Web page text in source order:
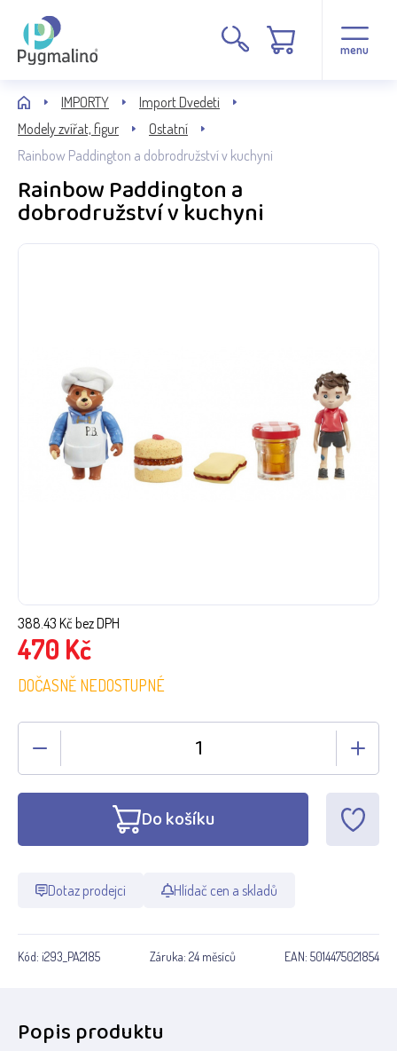
menu
IMPORTY
Import Dvedeti
Modely zvířat, figur
Ostatní
Rainbow Paddington a dobrodružství v kuchyni
Rainbow Paddington a
dobrodružství v kuchyni
388.43 Kč bez DPH
470 Kč
DOČASNĚ NEDOSTUPNÉ
Do košíku
Dotaz prodejci Hlídač cen a skladů
Kód: i293_PA2185 Záruka: 24 měsíců EAN: 5014475021854
Popis produktu